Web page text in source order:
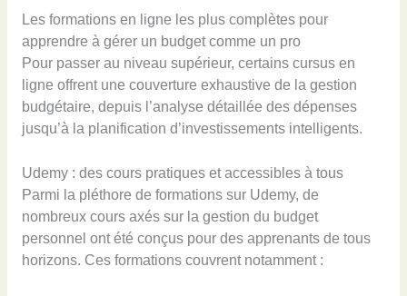
Les formations en ligne les plus complètes pour
apprendre à gérer un budget comme un pro
Pour passer au niveau supérieur, certains cursus en
ligne offrent une couverture exhaustive de la gestion
budgétaire, depuis l’analyse détaillée des dépenses
jusqu’à la planification d’investissements intelligents.
Udemy : des cours pratiques et accessibles à tous
Parmi la pléthore de formations sur Udemy, de
nombreux cours axés sur la gestion du budget
personnel ont été conçus pour des apprenants de tous
horizons. Ces formations couvrent notamment :